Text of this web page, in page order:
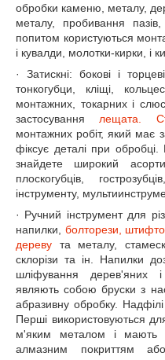
обробки каменю, металу,
металу, пробивання
попитом користуються
і кувалди, молотки-кирки, і
· Затискні: бокові і
тонкогубци, кліщі,
монтажних, токарних і
застосування лещата.
монтажних робіт, який має
фіксує деталі при
знайдете широкий
плоскогубців,
інструменту,
· Ручний інструмент для
напилки, болторези,
дереву та металу,
склорізи та ін. Напилки
шліфування дерев'яних
являють собою бруски з
абразивну обробку.
Перші використовуються
м'яким металом і мають
алмазним покриттям